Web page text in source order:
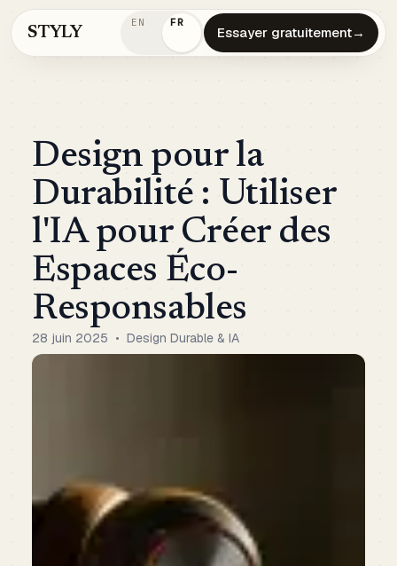
STYLY
EN FR
Essayer gratuitement→
Design pour la
Durabilité : Utiliser
l'IA pour Créer des
Espaces Éco-
Responsables
28 juin 2025 • Design Durable & IA